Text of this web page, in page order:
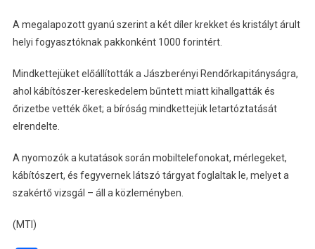
A megalapozott gyanú szerint a két díler krekket és kristályt árult
helyi fogyasztóknak pakkonként 1000 forintért.
Mindkettejüket előállították a Jászberényi Rendőrkapitányságra,
ahol kábítószer-kereskedelem bűntett miatt kihallgatták és
őrizetbe vették őket; a bíróság mindkettejük letartóztatását
elrendelte.
A nyomozók a kutatások során mobiltelefonokat, mérlegeket,
kábítószert, és fegyvernek látszó tárgyat foglaltak le, melyet a
szakértő vizsgál – áll a közleményben.
(MTI)